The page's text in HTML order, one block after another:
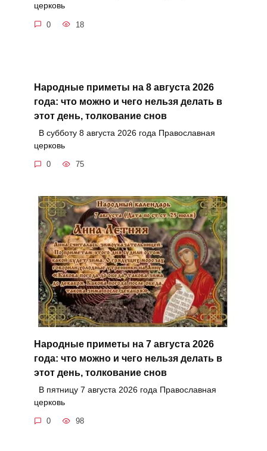
церковь
0 18
Народные приметы на 8 августа 2026
года: что можно и чего нельзя делать в
этот день, толкование снов
В субботу 8 августа 2026 года Православная
церковь
0 75
Народные приметы на 7 августа 2026
года: что можно и чего нельзя делать в
этот день, толкование снов
В пятницу 7 августа 2026 года Православная
церковь
0 98